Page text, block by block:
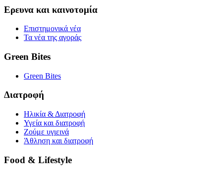
Ερευνα και καινοτομία
Επιστημονικά νέα
Τα νέα της αγοράς
Green Bites
Green Bites
Διατροφή
Ηλικία & Διατροφή
Υγεία και διατροφή
Ζούμε υγιεινά
Άθληση και διατροφή
Food & Lifestyle